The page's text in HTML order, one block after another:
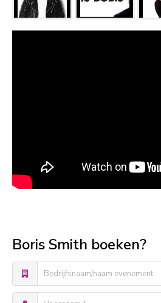
Boris Smith boeken?